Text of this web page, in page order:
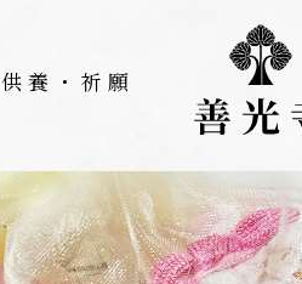
供養・祈願